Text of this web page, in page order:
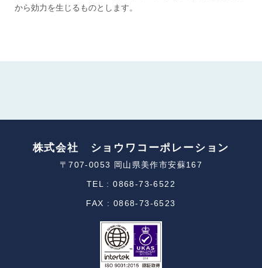
から効力を生じるものとします。
株式会社 ショウワコーポレーション
〒707-0053 岡山県美作市安蘇167
TEL : 0868-73-6522
FAX : 0868-73-6523